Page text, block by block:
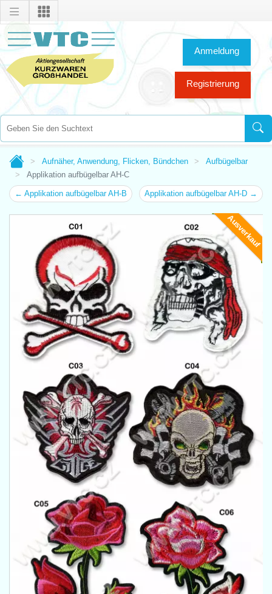
Anmeldung
Registrierung
Aufnäher, Anwendung, Flicken, Bündchen
Aufbügelbar
Applikation aufbügelbar AH-C
← Applikation aufbügelbar AH-B Applikation aufbügelbar AH-D →
Ausverkauf